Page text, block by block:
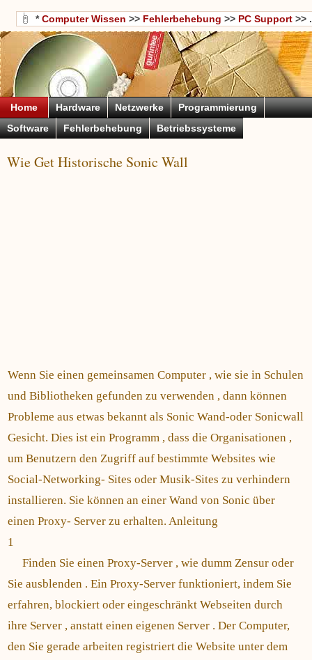
*Computer Wissen >> Fehlerbehebung >> PC Support >> .
Home Hardware Netzwerke
Programmierung
Software
Fehlerbehebung Betriebssysteme
Wie Get Historische Sonic Wall
Wenn Sie einen gemeinsamen Computer , wie sie in Schulen
und Bibliotheken gefunden zu verwenden , dann können
Probleme aus etwas bekannt als Sonic Wand-oder Sonicwall
Gesicht. Dies ist ein Programm , dass die Organisationen ,
um Benutzern den Zugriff auf bestimmte Websites wie
Social-Networking- Sites oder Musik-Sites zu verhindern
installieren. Sie können an einer Wand von Sonic über
einen Proxy- Server zu erhalten. Anleitung
1
Finden Sie einen Proxy-Server , wie dumm Zensur oder
Sie ausblenden . Ein Proxy-Server funktioniert, indem Sie
erfahren, blockiert oder eingeschränkt Webseiten durch
ihre Server , anstatt einen eigenen Server . Der Computer,
den Sie gerade arbeiten registriert die Website unter dem